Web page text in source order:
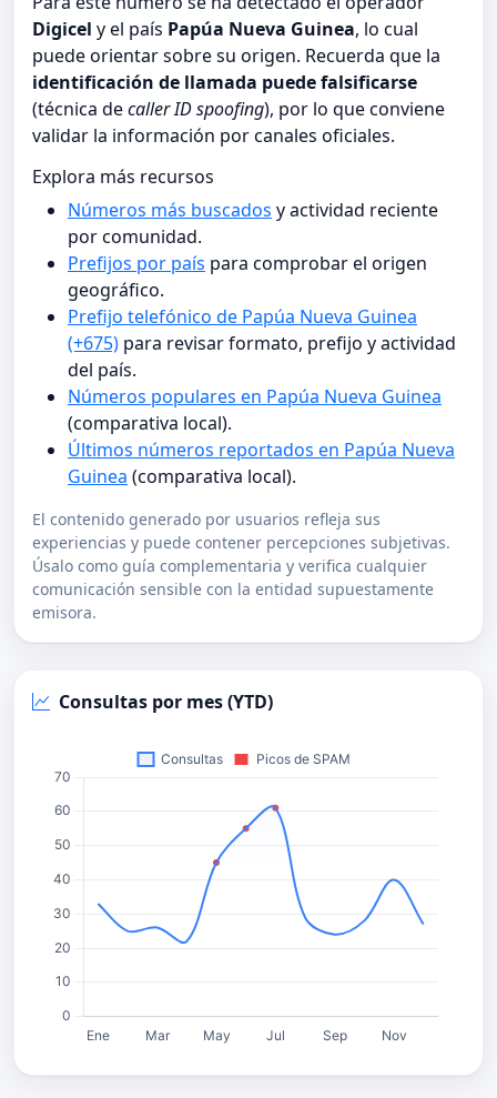
Digicel y el país Papúa Nueva Guinea, lo cual
puede orientar sobre su origen. Recuerda que la
identificación de llamada puede falsificarse
(técnica decaller ID spoofing), por lo que conviene
validar la información por canales oficiales.
Explora más recursos
Números más buscados y actividad reciente
por comunidad.
Prefijos por país para comprobar el origen
geográfico.
Prefijo telefónico de Papúa Nueva Guinea
(+675) para revisar formato, prefijo y actividad
del país.
Números populares en Papúa Nueva Guinea
(comparativa local).
Últimos números reportados en Papúa Nueva
Guinea (comparativa local).
El contenido generado por usuarios refleja sus
experiencias y puede contener percepciones subjetivas.
Úsalo como guía complementaria y verifica cualquier
comunicación sensible con la entidad supuestamente
emisora.
Consultas por mes (YTD)